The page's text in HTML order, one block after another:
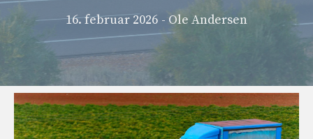
16. februar 2026 - Ole Andersen